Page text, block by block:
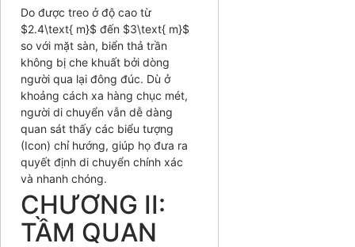
Do được treo ở độ cao từ
$2.4\text{ m}$ đến $3\text{ m}$
so với mặt sàn, biển thả trần
không bị che khuất bởi dòng
người qua lại đông đúc. Dù ở
khoảng cách xa hàng chục mét,
người di chuyển vẫn dễ dàng
quan sát thấy các biểu tượng
(Icon) chỉ hướng, giúp họ đưa ra
quyết định di chuyển chính xác
và nhanh chóng.
CHƯƠNG II:
TẦM QUAN